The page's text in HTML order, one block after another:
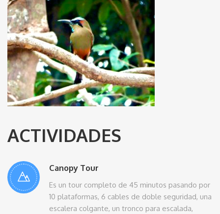
ACTIVIDADES
Canopy Tour
Es un tour completo de 45 minutos pasando por
10 plataformas, 6 cables de doble seguridad, una
escalera colgante, un tronco para escalada,